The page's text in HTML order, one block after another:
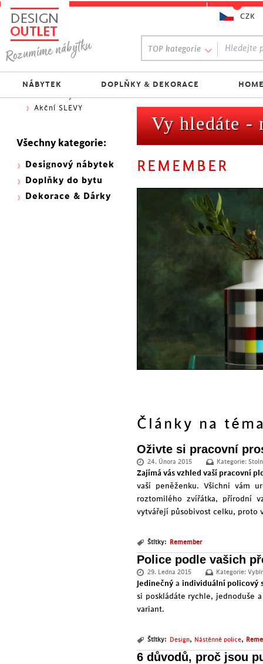
Vy hledáte -
REMEMBER
Články na
Oživte si pracovní
24. Února 2015 Kategorie:
Zajímá vás vzhled vaší pracovní
vaší peněženku. Všichni vám
roztomilého zvířátka, přírodní
vytvářejí působivost celku, proto
Štítky: Remember
Police podle vašich
29. Ledna 2015 Kategorie:
Jedinečný a individuální policový
si poskládáte rychle, jednoduše
variant.
Štítky: Design, Nástěnné police,
6 důvodů, proč jsou
Oblíbený výběr:
300 NOVINEK
333 BESTSELLERŮ
Nejlevnější do 1.500 Kč
Skladovky
Akční SLEVY
Všechny kategorie:
Designový nábytek
Doplňky do bytu
Dekorace & Dárky
TOP kategorie
NÁBYTEK DOPLŇKY & DEKORACE
CZK